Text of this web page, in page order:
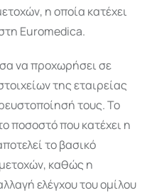
η οποία κατέχει
Euromedica.
να προχωρήσει σε
της εταιρείας
τους. Το
ποσοστό που κατέχει η
το βασικό
καθώς η
ελέγχου του ομίλου